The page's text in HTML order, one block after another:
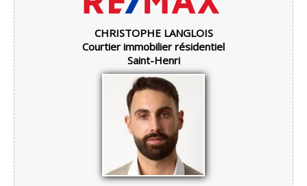
CHRISTOPHE LANGLOIS
Courtier immobilier résidentiel
Saint-Henri